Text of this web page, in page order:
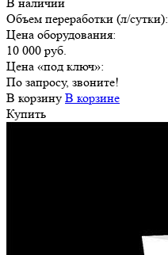
Объем переработки (л/сутки):
Цена оборудования:
10 000 руб.
Цена «под ключ»:
По запросу, звоните!
В корзину В корзине
Купить